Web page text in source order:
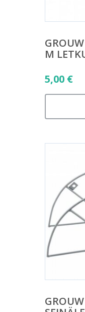
M
5,00 €